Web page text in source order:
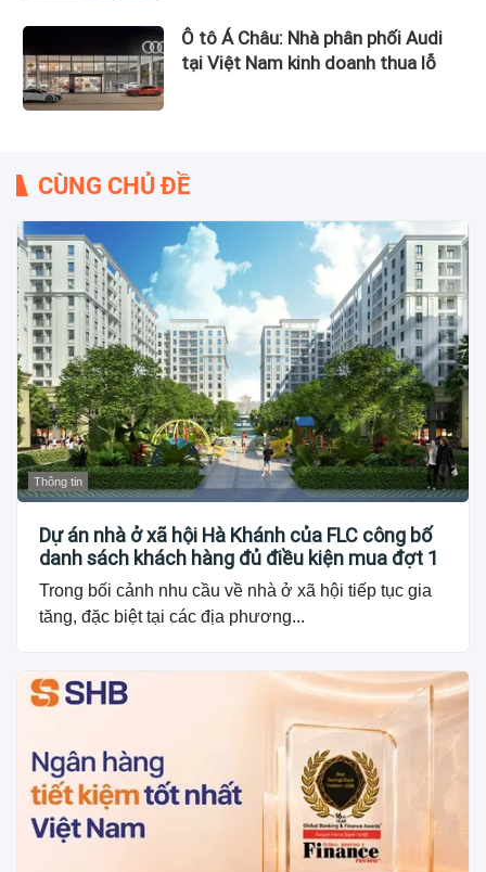
Ô tô Á Châu: Nhà phân phối Audi
tại Việt Nam kinh doanh thua lỗ
CÙNG CHỦ ĐỀ
Thông tin
Dự án nhà ở xã hội Hà Khánh của FLC công bố
danh sách khách hàng đủ điều kiện mua đợt 1
Trong bối cảnh nhu cầu về nhà ở xã hội tiếp tục gia
tăng, đặc biệt tại các địa phương...